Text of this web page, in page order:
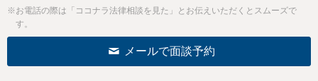
※お電話の際は「ココナラ法律相談を見た」とお伝えいただくとスムーズで
す。
メールで面談予約